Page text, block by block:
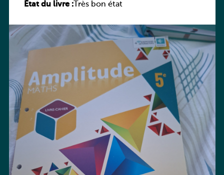
luxembourgeoise
État du livre :Très bon état